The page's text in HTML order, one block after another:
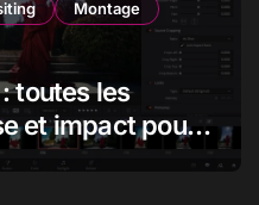
Montage
toutes les
et impact pour
et